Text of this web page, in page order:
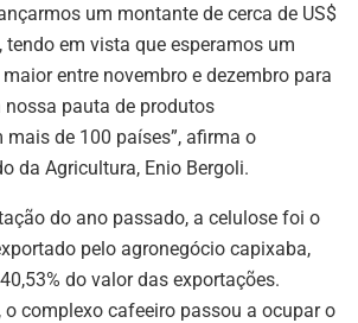
um montante de cerca de US$
tendo em vista que esperamos um
entre novembro e dezembro para
pauta de produtos
de 100 países”, afirma o
da Agricultura, Enio Bergoli.
do ano passado, a celulose foi o
pelo agronegócio capixaba,
do valor das exportações.
o complexo cafeeiro passou a ocupar o